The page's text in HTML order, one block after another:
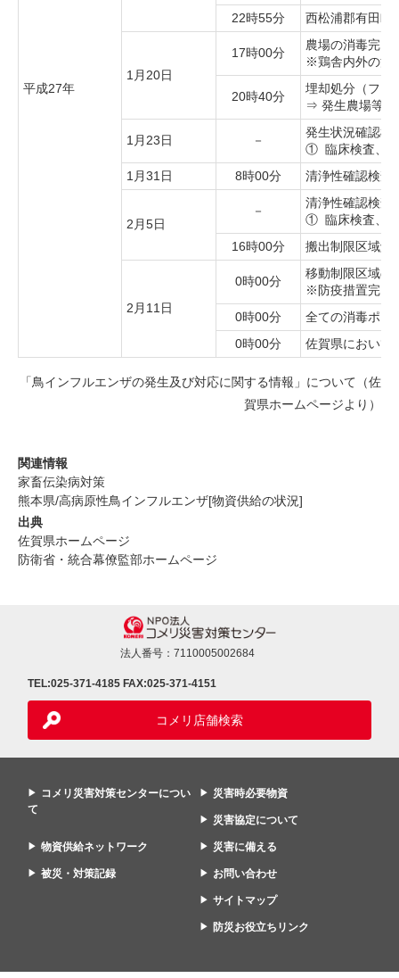
平成27年
22時55分
西松浦郡有田町
1月20日
17時00分
農場の消毒完了
※鶏舎内外の消
20時40分
埋却処分（フレ
⇒ 発生農場等に
1月23日 －
発生状況確認検
① 臨床検査、②
1月31日
8時00分 清浄性確認検査
2月5日
－
清浄性確認検査
① 臨床検査、②
16時00分
搬出制限区域解
2月11日
0時00分
移動制限区域の
※防疫措置完了
0時00分
全ての消毒ポイ
0時00分
佐賀県において
「鳥インフルエンザの発生及び対応に関する情報」について（佐
賀県ホームページより）
関連情報
家畜伝染病対策
熊本県/高病原性鳥インフルエンザ[物資供給の状況]
出典
佐賀県ホームページ
防衛省・統合幕僚監部ホームページ
法人番号：7110005002684
TEL:025-371-4185 FAX:025-371-4151
コメリ店舗検索
コメリ災害対策センターについ
て
災害時必要物資
災害協定について
物資供給ネットワーク
被災・対策記録
災害に備える
お問い合わせ
サイトマップ
防災お役立ちリンク